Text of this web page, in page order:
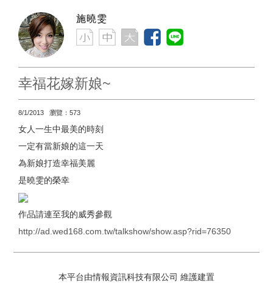
施曉雯
幸福花嫁新娘~
8/1/2013 瀏覽：573
女人一生中最美的時刻
一定有當新娘的這一天
為新娘打造幸福美麗
是曉雯的榮幸
作品請連至我的威秀參觀
http://ad.wed168.com.tw/talkshow/show.asp?rid=76350
本平台由情報資訊科技有限公司 維護建置